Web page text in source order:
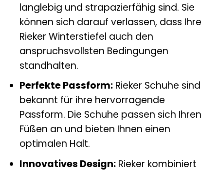
langlebig und strapazierfähig sind. Sie
können sich darauf verlassen, dass Ihre
Rieker Winterstiefel auch den
anspruchsvollsten Bedingungen
standhalten.
Perfekte Passform:Rieker Schuhe sind
bekannt für ihre hervorragende
Passform. Die Schuhe passen sich Ihren
Füßen an und bieten Ihnen einen
optimalen Halt.
Innovatives Design:Rieker kombiniert